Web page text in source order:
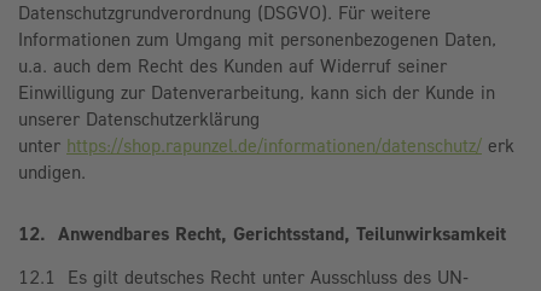
Datenschutzgrundverordnung (DSGVO). Für weitere
Informationen zum Umgang mit personenbezogenen Daten,
u.a. auch dem Recht des Kunden auf Widerruf seiner
Einwilligung zur Datenverarbeitung, kann sich der Kunde in
unserer Datenschutzerklärung
unter https://shop.rapunzel.de/informationen/datenschutz/ erk
undigen.
12. Anwendbares Recht, Gerichtsstand, Teilunwirksamkeit
12.1 Es gilt deutsches Recht unter Ausschluss des UN-